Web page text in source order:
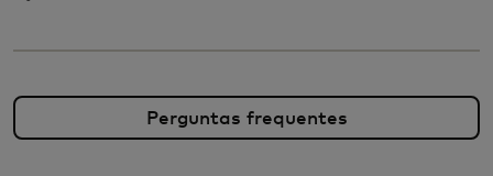
Perguntas frequentes